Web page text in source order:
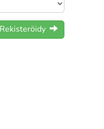
Rekisteröidy